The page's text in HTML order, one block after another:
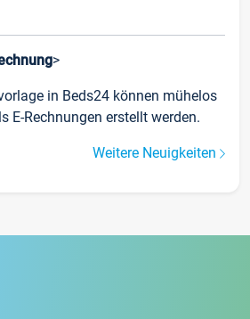
>
in Beds24 können mühelos
E-Rechnungen erstellt werden.
Weitere Neuigkeiten